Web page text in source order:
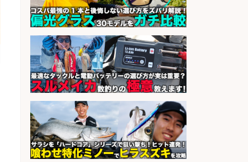
会社名 オーケー株式会社
sponsored by 求人ボックス
レジカウンター/お釣りの計算不要
の簡単レジ 未経験も安心の研修あり
1日2h
会社名 オーケー株式会社
sponsored by 求人ボックス
さらに求人情報を見る